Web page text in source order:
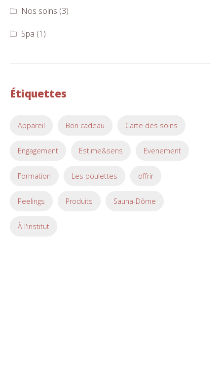
Nos soins (3)
Spa (1)
Étiquettes
Appareil Bon cadeau Carte des soins
Engagement Estime&sens Evenement
Formation Les poulettes offrir
Peelings Produits Sauna-Dôme
À l'institut